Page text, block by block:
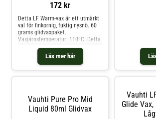
172 kr
Läs mer här
Detta LF Warm-vax är ett utmärkt
val för finkornig, fuktig nysnö. 60
grams glidvaxpaket.
Vaxjärnstemperatur: 110ºC. Detta
vax är en del av Vauhtis
produktlinje Pace, riktad till aktiva
fitnessentusiaster och för
träningsbruk av tävlingsski
Vauhti Pure Pro Mid
Liquid 80ml Glidvax
Vauhti
Glide